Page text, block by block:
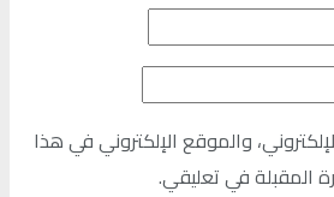
والموقع الإلكتروني في هذا
المقبلة في تعليقي.